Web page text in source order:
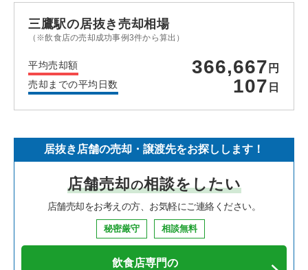
三鷹駅の居抜き売却相場
（※飲食店の売却成功事例3件から算出）
平均売却額 366,667 円
売却までの平均日数 107 日
居抜き店舗の売却・譲渡先をお探しします！
店舗売却の相談をしたい
店舗売却をお考えの方、お気軽にご連絡ください。
秘密厳守 相談無料
飲食店専門の